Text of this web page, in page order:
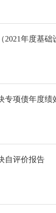
2021年度基
专项债年度绩
自评价报告